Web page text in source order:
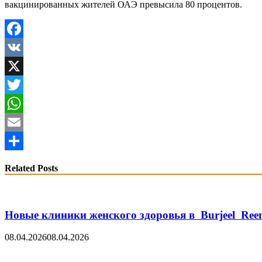
вакцинированных жителей ОАЭ превысила 80 процентов.
Facebook
VK
X
Twitter
WhatsApp
Email
Related Posts
Новые клиники женского здоровья в Burjeel
08.04.202608.04.2026